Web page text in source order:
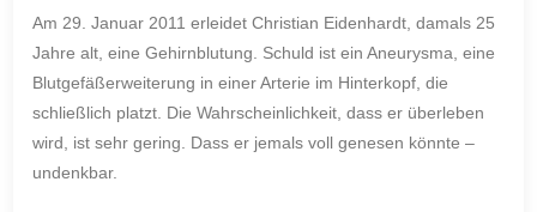
Am 29. Januar 2011 erleidet Christian Eidenhardt, damals 25
Jahre alt, eine Gehirnblutung. Schuld ist ein Aneurysma, eine
Blutgefäßerweiterung in einer Arterie im Hinterkopf, die
schließlich platzt. Die Wahrscheinlichkeit, dass er überleben
wird, ist sehr gering. Dass er jemals voll genesen könnte –
undenkbar.